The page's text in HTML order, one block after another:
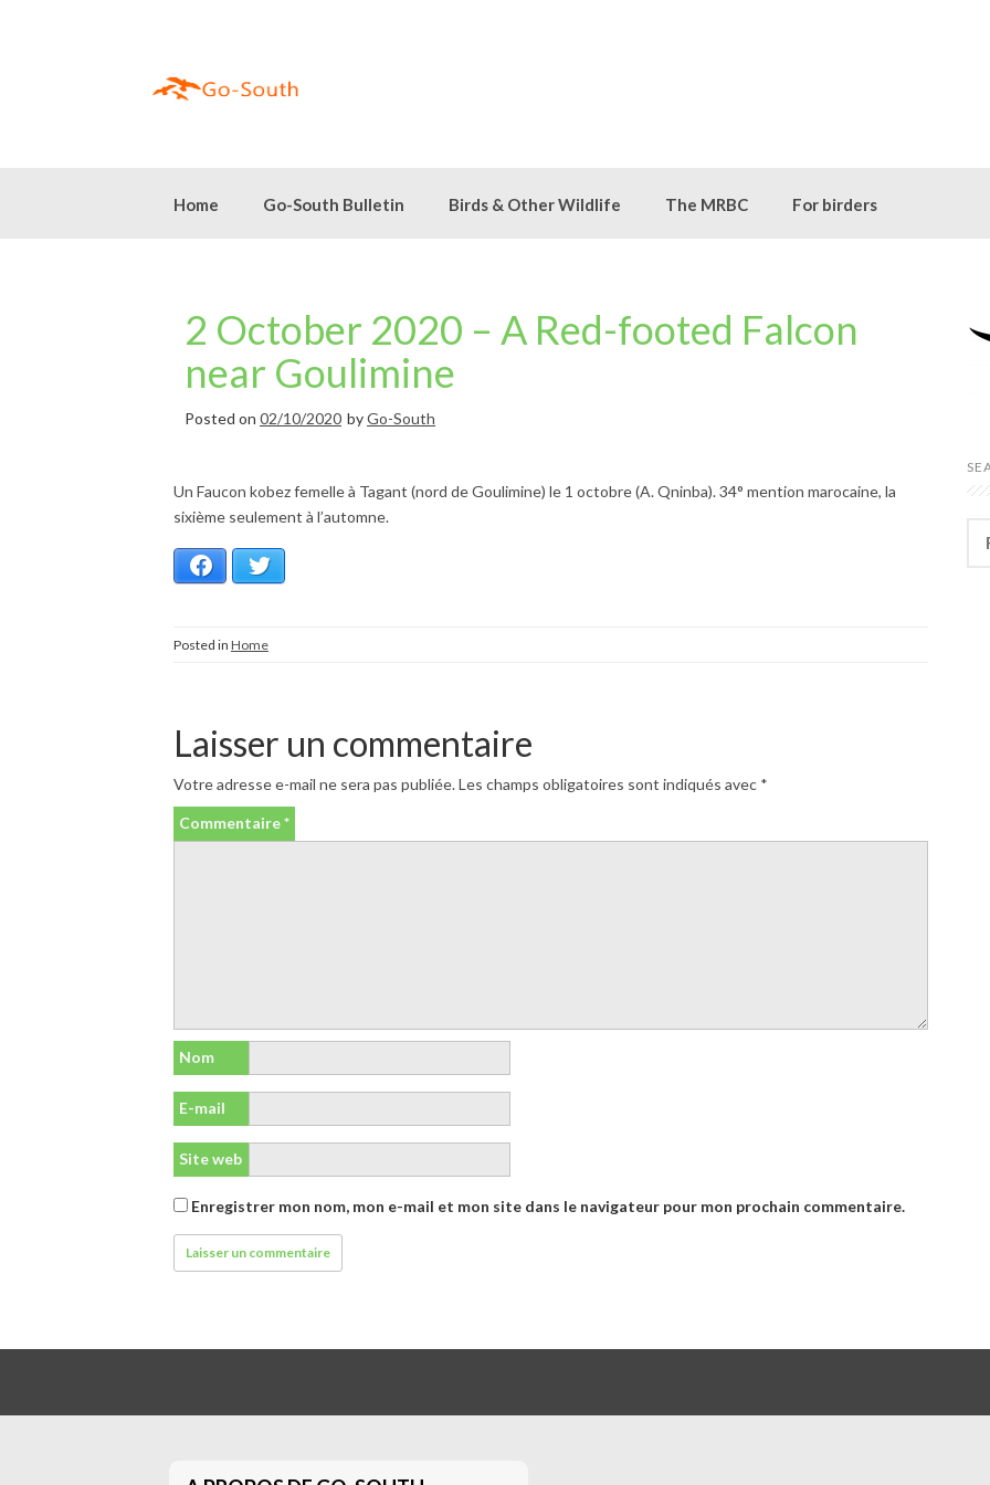
Home Go-South Bulletin Birds & Other Wildlife The MRBC For birders
2 October 2020 – A Red-footed Falcon
near Goulimine
Posted on 02/10/2020 byGo-South
Un Faucon kobez femelle à Tagant (nord de Goulimine) le 1 octobre (A. Qninba). 34° mention marocaine, la
sixième seulement à l’automne.
Facebook
Posted in Home
Laisser un commentaire
Votre adresse e-mail ne sera pas publiée.Les champs obligatoires sont indiqués avec *
Commentaire*
Nom
E-mail
Site web
Enregistrer mon nom, mon e-mail et mon site dans le navigateur pour mon prochain commentaire.